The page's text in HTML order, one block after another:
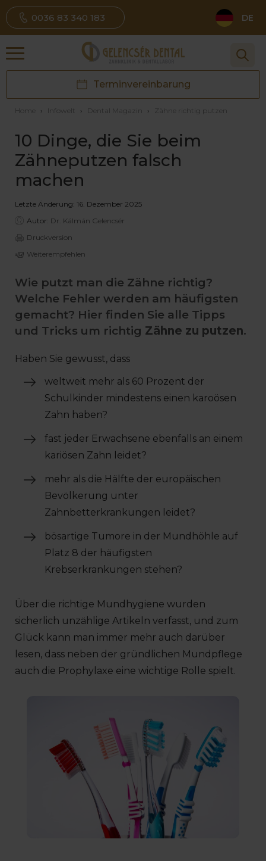
0036 83 340 183 DE
Terminvereinbarung
Home › Infowelt › Dental Magazin › Zähne richtig putzen
10 Dinge, die Sie beim
Zähneputzen falsch
machen
Letzte Änderung: 16. Dezember 2025
Autor: Dr. Kálmán Gelencsér
Druckversion
Weiterempfehlen
Wie putzt man die Zähne richtig?
Welche Fehler werden am häufigsten
gemacht? Hier finden Sie alle Tipps
und Tricks um richtig Zähne zu putzen.
Haben Sie gewusst, dass
weltweit mehr als 60 Prozent der
Schulkinder mindestens einen karoösen
Zahn haben?
fast jeder Erwachsene ebenfalls an einem
kariösen Zahn leidet?
mehr als die Hälfte der europäischen
Bevölkerung unter
Zahnbetterkrankungen leidet?
bösartige Tumore in der Mundhöhle auf
Platz 8 der häufigsten
Krebserkrankungen stehen?
Über die richtige Mundhygiene wurden
sicherlich unzählige Artikeln verfasst, und zum
Glück kann man immer mehr auch darüber
lesen, dass neben der gründlichen Mundpflege
auch die Prophylaxe eine wichtige Rolle spielt.